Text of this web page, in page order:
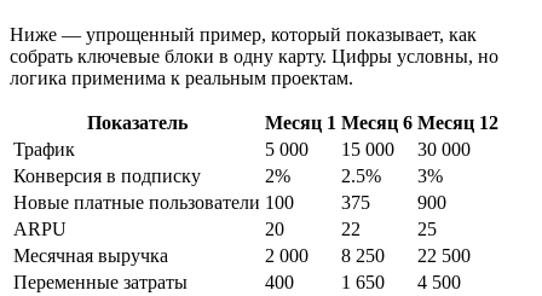
Ниже — упрощенный пример, который показывает, как
собрать ключевые блоки в одну карту. Цифры условны, но
логика применима к реальным проектам.
Показатель Месяц 1 Месяц 6 Месяц 12
Трафик
5 000 15 000
30 000
Конверсия в подписку
2% 2.5%
3%
Новые платные пользователи 100 375
900
ARPU
20 22
25
Месячная выручка
2 000 8 250
22 500
Переменные затраты
400 1 650
4 500